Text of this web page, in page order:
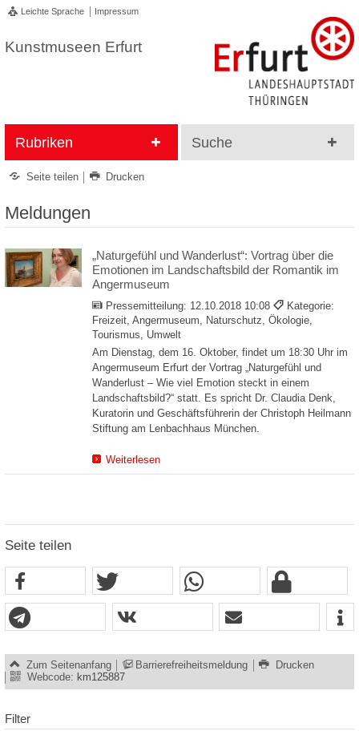
Leichte Sprache Impressum
Kunstmuseen Erfurt
Rubriken Suche
Seite teilen Drucken
Meldungen
„Naturgefühl und Wanderlust“: Vortrag über die
Emotionen im Landschaftsbild der Romantik im
Angermuseum
Pressemitteilung: 12.10.2018 10:08
Kategorie:
Freizeit, Angermuseum, Naturschutz, Ökologie,
Tourismus, Umwelt
Am Dienstag, dem 16. Oktober, findet um 18:30 Uhr im
Angermuseum Erfurt der Vortrag „Naturgefühl und
Wanderlust – Wie viel Emotion steckt in einem
Landschaftsbild?“ statt. Es spricht Dr. Claudia Denk,
Kuratorin und Geschäftsführerin der Christoph Heilmann
Stiftung am Lenbachhaus München.
Weiterlesen
Seite teilen
Zum Seitenanfang Barrierefreiheitsmeldung
Drucken
Webcode: km125887
Filter